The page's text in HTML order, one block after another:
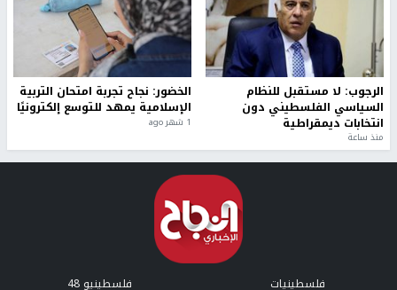
الرجوب: لا مستقبل للنظام
السياسي الفلسطيني دون
انتخابات ديمقراطية
منذ ساعة
الخضور: نجاح تجربة امتحان التربية
الإسلامية يمهد للتوسع إلكترونيًا
1 شهر ago
فلسطينيات فلسطينيو 48